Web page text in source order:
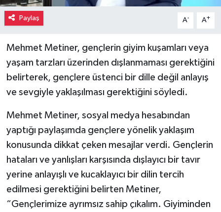
Paylaş A- A+
Mehmet Metiner, gençlerin giyim kuşamları veya
yaşam tarzları üzerinden dışlanmaması gerektiğini
belirterek, gençlere üstenci bir dille değil anlayış
ve sevgiyle yaklaşılması gerektiğini söyledi.
Mehmet Metiner, sosyal medya hesabından
yaptığı paylaşımda gençlere yönelik yaklaşım
konusunda dikkat çeken mesajlar verdi. Gençlerin
hataları ve yanlışları karşısında dışlayıcı bir tavır
yerine anlayışlı ve kucaklayıcı bir dilin tercih
edilmesi gerektiğini belirten Metiner,
“Gençlerimize ayrımsız sahip çıkalım. Giyiminden